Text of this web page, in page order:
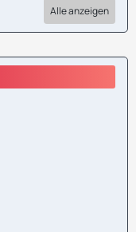
Alle anzeigen